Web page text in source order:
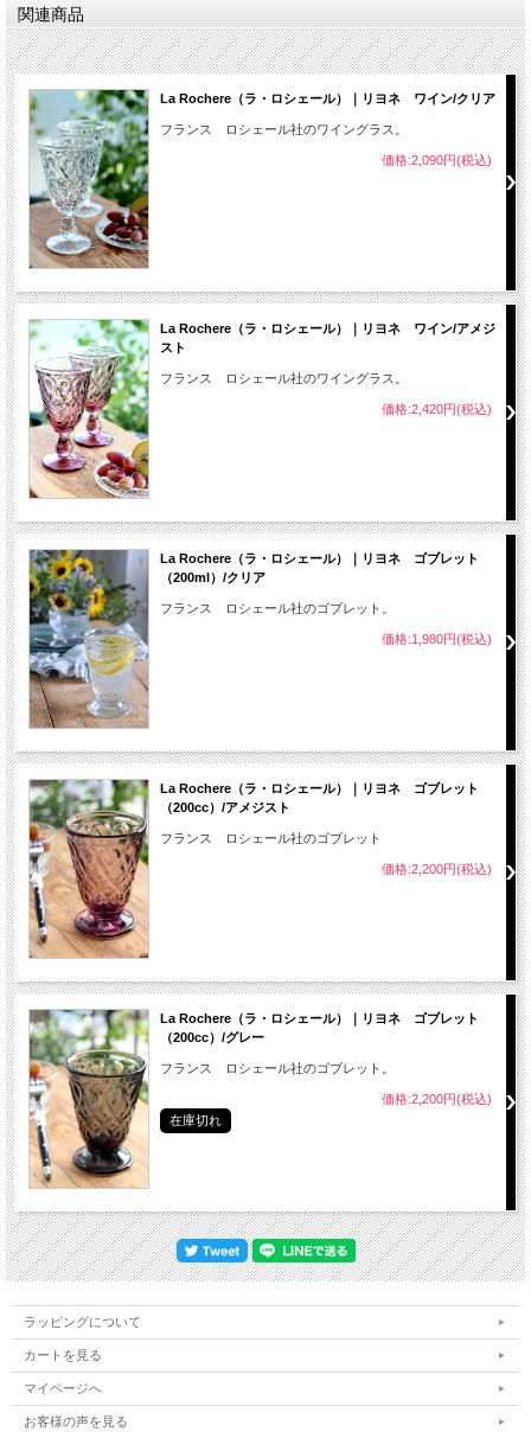
関連商品
La Rochere（ラ・ロシェール）｜リヨネ ワイン/クリア
フランス ロシェール社のワイングラス。
価格:2,090円(税込)
La Rochere（ラ・ロシェール）｜リヨネ ワイン/アメジ
スト
フランス ロシェール社のワイングラス。
価格:2,420円(税込)
La Rochere（ラ・ロシェール）｜リヨネ ゴブレット
（200ml）/クリア
フランス ロシェール社のゴブレット。
価格:1,980円(税込)
La Rochere（ラ・ロシェール）｜リヨネ ゴブレット
（200cc）/アメジスト
フランス ロシェール社のゴブレット
価格:2,200円(税込)
La Rochere（ラ・ロシェール）｜リヨネ ゴブレット
（200cc）/グレー
フランス ロシェール社のゴブレット。
価格:2,200円(税込)
在庫切れ
ラッピングについて
カートを見る
マイページへ
お客様の声を見る